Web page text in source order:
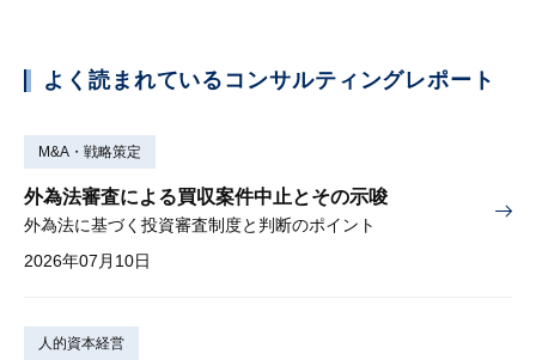
よく読まれているコンサルティングレポート
M&A・戦略策定
外為法審査による買収案件中止とその示唆
外為法に基づく投資審査制度と判断のポイント
2026年07月10日
人的資本経営